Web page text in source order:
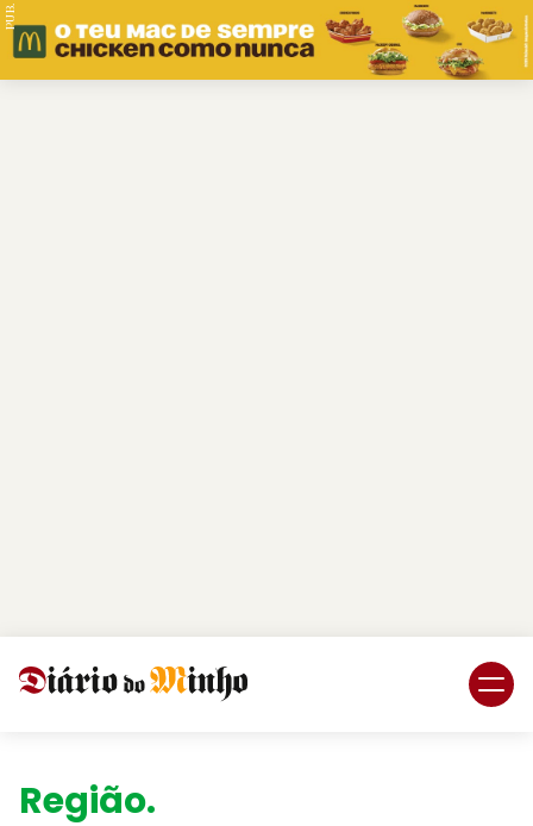
PUB.
Região.